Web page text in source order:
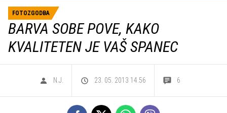
FOTOZGODBA
BARVA SOBE POVE, KAKO
KVALITETEN JE VAŠ SPANEC
N.J. 23. 05. 2013 14.56 6